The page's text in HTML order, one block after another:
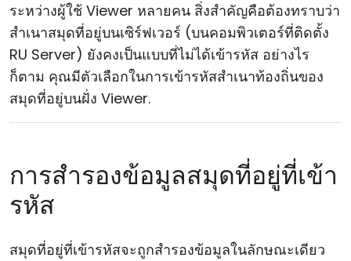
ระหว่างผู้ใช้ Viewer หลายคน สิ่งสำคัญคือต้องทราบว่า
สำเนาสมุดที่อยู่บนเซิร์ฟเวอร์ (บนคอมพิวเตอร์ที่ติดตั้ง
RU Server) ยังคงเป็นแบบที่ไม่ได้เข้ารหัส อย่างไร
ก็ตาม คุณมีตัวเลือกในการเข้ารหัสสำเนาท้องถิ่นของ
สมุดที่อยู่บนฝั่ง Viewer.
การสำรองข้อมูลสมุดที่อยู่ที่เข้า
รหัส
สมุดที่อยู่ที่เข้ารหัสจะถูกสำรองข้อมูลในลักษณะเดียว